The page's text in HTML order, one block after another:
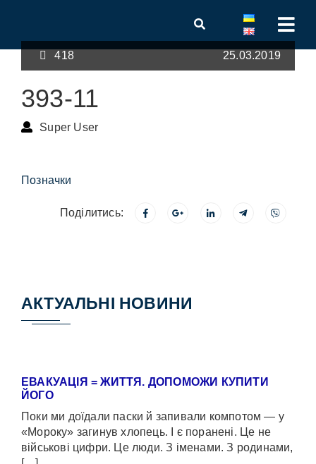
418 25.03.2019
393-11
Super User
Позначки
Поділитись:
АКТУАЛЬНІ НОВИНИ
ЕВАКУАЦІЯ = ЖИТТЯ. ДОПОМОЖИ КУПИТИ
ЙОГО
Поки ми доїдали паски й запивали компотом — у
«Мороку» загинув хлопець. І є поранені. Це не
військові цифри. Це люди. З іменами. З родинами,